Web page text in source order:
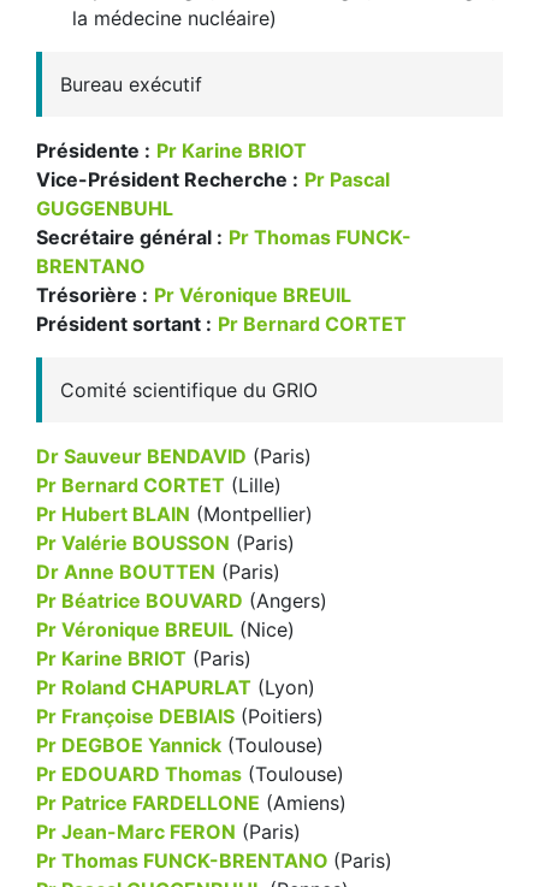
la médecine nucléaire)
Bureau exécutif
Présidente : Pr Karine BRIOT
Vice-Président Recherche : Pr Pascal
GUGGENBUHL
Secrétaire général : Pr Thomas FUNCK-
BRENTANO
Trésorière : Pr Véronique BREUIL
Président sortant : Pr Bernard CORTET
Comité scientifique du GRIO
Dr Sauveur BENDAVID (Paris)
Pr Bernard CORTET (Lille)
Pr Hubert BLAIN (Montpellier)
Pr Valérie BOUSSON (Paris)
Dr Anne BOUTTEN (Paris)
Pr Béatrice BOUVARD (Angers)
Pr Véronique BREUIL (Nice)
Pr Karine BRIOT (Paris)
Pr Roland CHAPURLAT (Lyon)
Pr Françoise DEBIAIS (Poitiers)
Pr DEGBOE Yannick (Toulouse)
Pr EDOUARD Thomas (Toulouse)
Pr Patrice FARDELLONE (Amiens)
Pr Jean-Marc FERON (Paris)
Pr Thomas FUNCK-BRENTANO (Paris)